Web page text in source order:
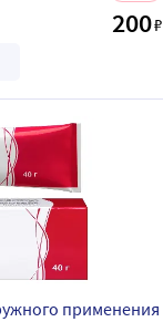
200₽
применения